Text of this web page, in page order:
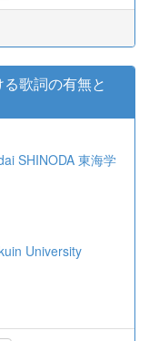
歌詞の有無と
SHINODA東海学
University